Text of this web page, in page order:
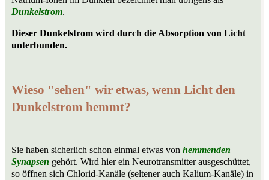
Dunkelstrom.
Dieser Dunkelstrom wird durch die Absorption von Licht
unterbunden.
Wieso "sehen" wir etwas, wenn Licht den
Dunkelstrom hemmt?
Sie haben sicherlich schon einmal etwas von hemmenden
Synapsen gehört. Wird hier ein Neurotransmitter ausgeschüttet,
so öffnen sich Chlorid-Kanäle (seltener auch Kalium-Kanäle) in